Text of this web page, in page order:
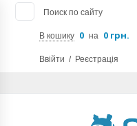
Поиск по сайту
В кошику 0 на 0 грн.
Ввійти / Реєстрація